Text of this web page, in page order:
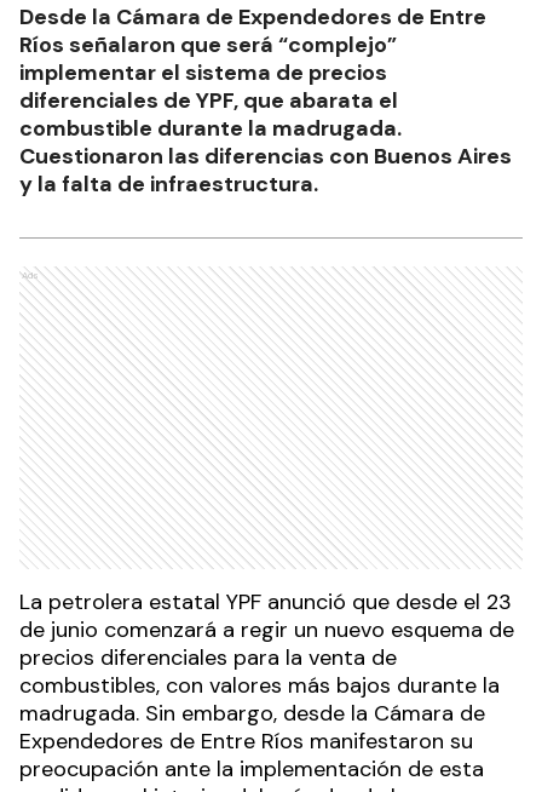
Desde la Cámara de Expendedores de Entre
Ríos señalaron que será “complejo”
implementar el sistema de precios
diferenciales de YPF, que abarata el
combustible durante la madrugada.
Cuestionaron las diferencias con Buenos Aires
y la falta de infraestructura.
Ads
La petrolera estatal YPF anunció que desde el 23
de junio comenzará a regir un nuevo esquema de
precios diferenciales para la venta de
combustibles, con valores más bajos durante la
madrugada. Sin embargo, desde la Cámara de
Expendedores de Entre Ríos manifestaron su
preocupación ante la implementación de esta